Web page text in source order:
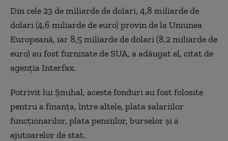
Din cele 23 de miliarde de dolari, 4,8 miliarde de
dolari (4,6 miliarde de euro) provin de la Uniunea
Europeană, iar 8,5 miliarde de dolari (8,2 miliarde de
euro) au fost furnizate de SUA, a adăugat el, citat de
agenţia Interfax.
Potrivit lui Şmihal, aceste fonduri au fost folosite
pentru a finanţa, între altele, plata salariilor
funcţionarilor, plata pensiilor, burselor şi a
ajutoarelor de stat.